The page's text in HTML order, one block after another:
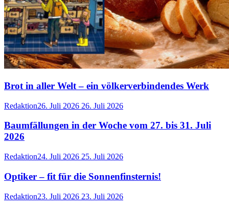
Brot in aller Welt – ein völkerverbindendes Werk
Redaktion26. Juli 2026 26. Juli 2026
Baumfällungen in der Woche vom 27. bis 31. Juli
2026
Redaktion24. Juli 2026 25. Juli 2026
Optiker – fit für die Sonnenfinsternis!
Redaktion23. Juli 2026 23. Juli 2026